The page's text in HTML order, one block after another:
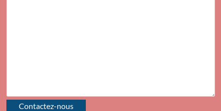
Contactez-nous